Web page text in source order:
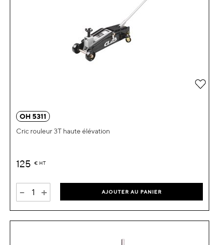
OH 5311
Cric rouleur 3T haute élévation
125 € HT
- + AJOUTER AU PANIER